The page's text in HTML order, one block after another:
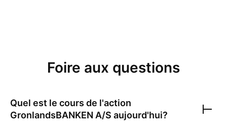
Foire aux questions
Quel est le cours de l'action
GronlandsBANKEN A/S aujourd'hui?